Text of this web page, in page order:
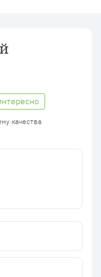
качества